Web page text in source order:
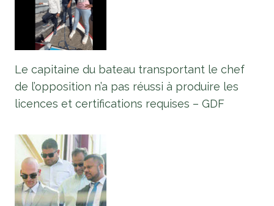
Le capitaine du bateau transportant le chef
de l’opposition n’a pas réussi à produire les
licences et certifications requises – GDF